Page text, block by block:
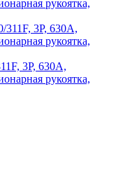
3P, 630А,
рукоятка,